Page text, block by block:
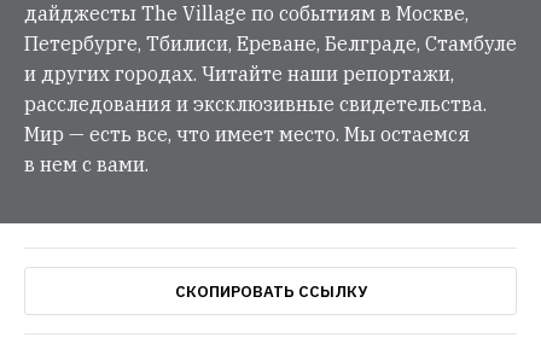
дайджесты The Village по событиям в Москве,
Петербурге, Тбилиси, Ереване, Белграде, Стамбуле
и других городах. Читайте наши репортажи,
расследования и эксклюзивные свидетельства.
Мир — есть все, что имеет место. Мы остаемся
в нем с вами.
СКОПИРОВАТЬ ССЫЛКУ